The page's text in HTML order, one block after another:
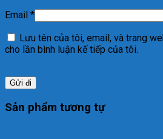
Email *
Lưu tên của tôi, email, và trang
cho lần bình luận kế tiếp của tôi.
Sản phẩm tương tự